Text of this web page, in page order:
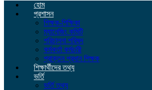
হোম
প্রশাসন
শিক্ষক-শিক্ষিকা
ম্যানেজিং কমিটি
পরিচালনা পরিষদ
কর্মকর্তা কর্মচারী
প্রাক্তন প্রধান শিক্ষক
শিক্ষার্থীদের তথ্য
ভর্তি
ভর্তি তথ্য